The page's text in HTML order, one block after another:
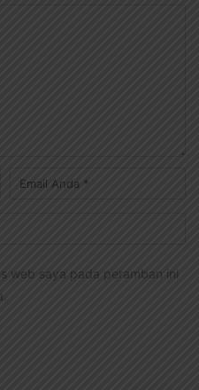
web saya pada peramban ini